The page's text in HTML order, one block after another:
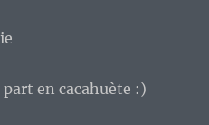
en cacahuète :)